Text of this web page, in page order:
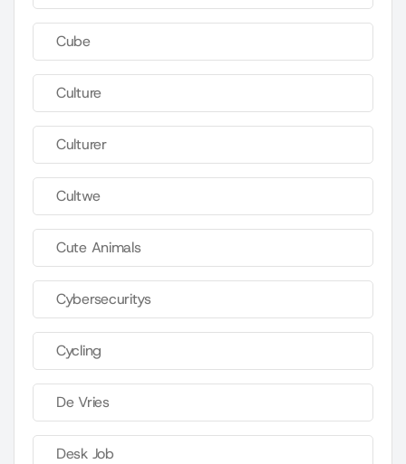
Cube
Culture
Culturer
Cultwe
Cute Animals
Cybersecuritys
Cycling
De Vries
Desk Job